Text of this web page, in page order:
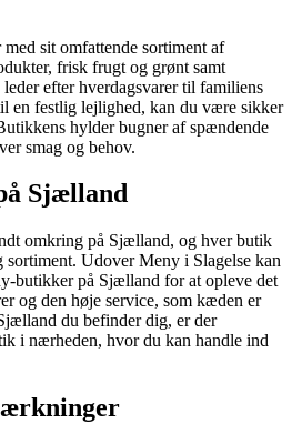
sit omfattende sortiment af
frisk frugt og grønt samt
efter hverdagsvarer til familiens
en festlig lejlighed, kan du være sikker
hylder bugner af spændende
smag og behov.
Sjælland
omkring på Sjælland, og hver butik
Udover Meny i Slagelse kan
butikker på Sjælland for at opleve det
og den høje service, som kæden er
du befinder dig, er der
i nærheden, hvor du kan handle ind